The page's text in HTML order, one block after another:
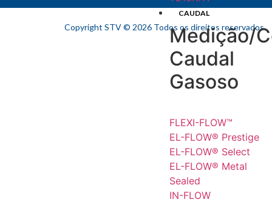
CAUDAL
Medição/
Caudal
Gasoso
FLEXI-FLOW™
EL-FLOW® Prestige
EL-FLOW® Select
EL-FLOW® Metal
Sealed
IN-FLOW
Copyright STV © 2026 Todos os direitos reservados.​